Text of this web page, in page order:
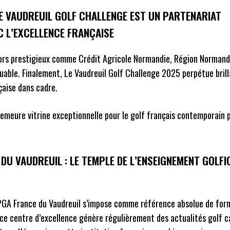
VAUDREUIL GOLF CHALLENGE EST UN PARTENARIAT
FRANÇAISE
prestigieux comme Crédit Agricole Normandie, Région
Finalement, Le Vaudreuil Golf Challenge 2025 perpétue
dans cadre.
vitrine exceptionnelle pour le golf français contemporain
VAUDREUIL : LE TEMPLE DE L’ENSEIGNEMENT
France du Vaudreuil s’impose comme référence absolue de
ce centre d’excellence génère régulièrement des actualités golf